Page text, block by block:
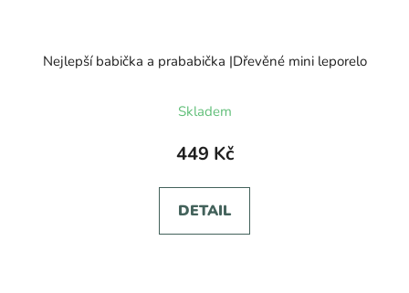
Nejlepší babička a prababička |Dřevěné mini leporelo
Skladem
449 Kč
DETAIL